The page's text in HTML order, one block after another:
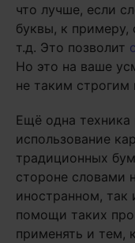
что лучше, если
буквы, к примеру,
т.д. Это позволит
Но это на ваше
не таким строгим
Ещё одна техника
использование
традиционных
стороне словами
иностранном, так
помощи таких
применять и тем,